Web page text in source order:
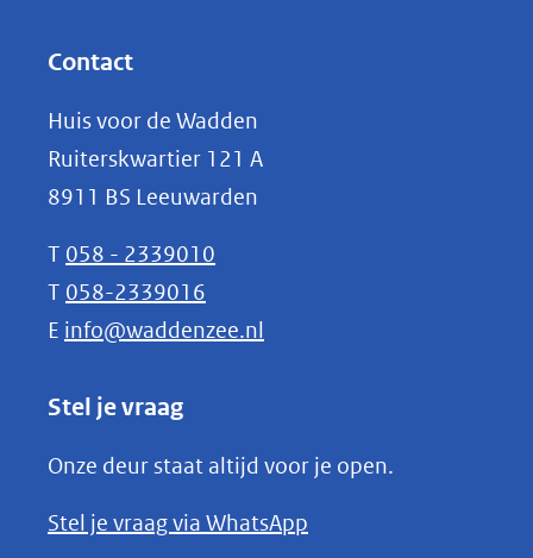
(verwijst
naar
een
andere
website)
Contact
Huis voor de Wadden
Ruiterskwartier 121 A
8911 BS Leeuwarden
T 058 - 2339010
T 058-2339016
E info@waddenzee.nl
Stel je vraag
Onze deur staat altijd voor je open.
Stel je vraag via WhatsApp